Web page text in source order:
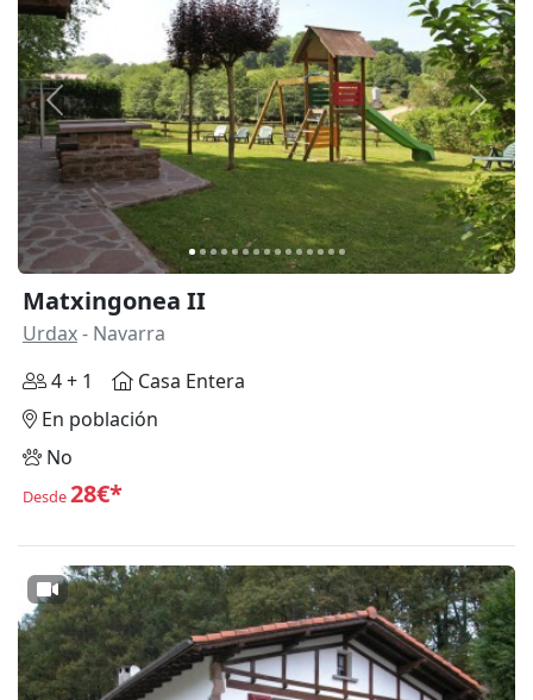
Anterior
Matxingonea II
Urdax- Navarra
4 + 1
Casa Entera
En población
No
Desde28€*